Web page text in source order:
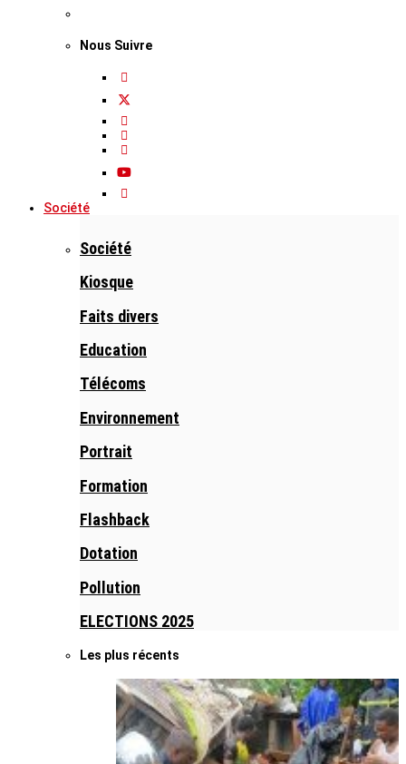
Nous Suivre
Société
Société
Kiosque
Faits divers
Education
Télécoms
Environnement
Portrait
Formation
Flashback
Dotation
Pollution
ELECTIONS 2025
Les plus récents